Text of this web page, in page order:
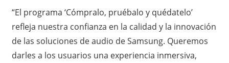
“El programa ‘Cómpralo, pruébalo y quédatelo’
refleja nuestra confianza en la calidad y la innovación
de las soluciones de audio de Samsung. Queremos
darles a los usuarios una experiencia inmersiva,